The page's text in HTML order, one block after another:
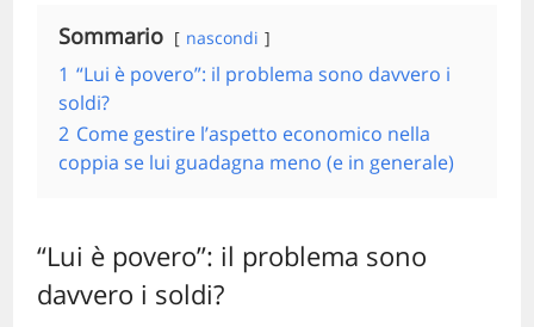
Sommario nascondi
1 “Lui è povero”: il problema sono davvero i
soldi?
2 Come gestire l’aspetto economico nella
coppia se lui guadagna meno (e in generale)
“Lui è povero”: il problema sono
davvero i soldi?